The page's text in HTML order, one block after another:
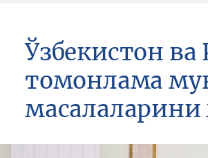
Ўзбекистон
томонлама